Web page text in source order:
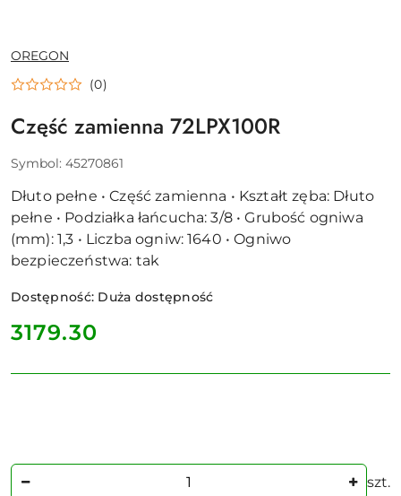
NAZWA
PRODUCENTA:
OREGON
(0)
Część zamienna 72LPX100R
Symbol: 45270861
Dłuto pełne • Część zamienna • Kształt zęba: Dłuto
pełne • Podziałka łańcucha: 3/8 • Grubość ogniwa
(mm): 1,3 • Liczba ogniw: 1640 • Ogniwo
bezpieczeństwa: tak
Dostępność: Duża dostępność
cena:
3179.30
Ilość szt.